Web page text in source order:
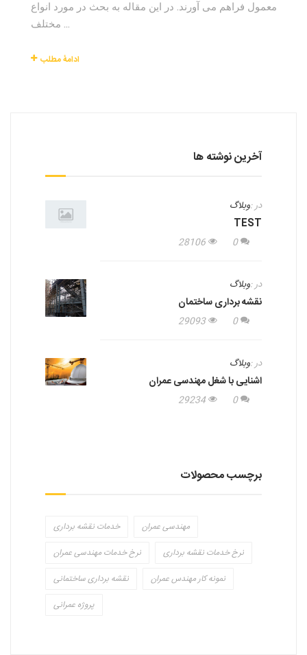
معمول فراهم می آورند. در این مقاله به بحث در مورد انواع
مختلف ...
ادامۀ مطلب
آخرین نوشته ها
در :وبلاگ
TEST
0
در :وبلاگ
نقشه برداری ساختمان
0
29093
در :وبلاگ
اشنایی با شغل مهندسی عمران
0
برچسب محصولات
خدمات نقشه برداری
مهندسی عمران
نرخ خدمات مهندسی عمران
نرخ خدمات نقشه برداری
نقشه برداری ساختمانی
نمونه کار مهندس عمران
پروژه عمرانی